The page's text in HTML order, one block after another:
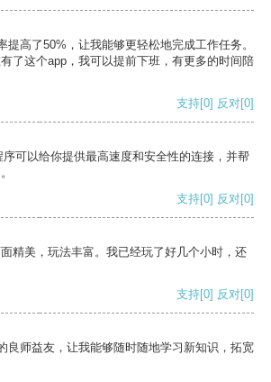
提高了50%，让我能够更轻松地完成工作任务。
了这个app，我可以提前下班，有更多的时间陪
支持[0] 反对[0]
可以给你提供最高速度和安全性的连接，并帮
支持[0] 反对[0]
精美，玩法丰富。我已经玩了好几个小时，还
支持[0] 反对[0]
良师益友，让我能够随时随地学习新知识，拓宽